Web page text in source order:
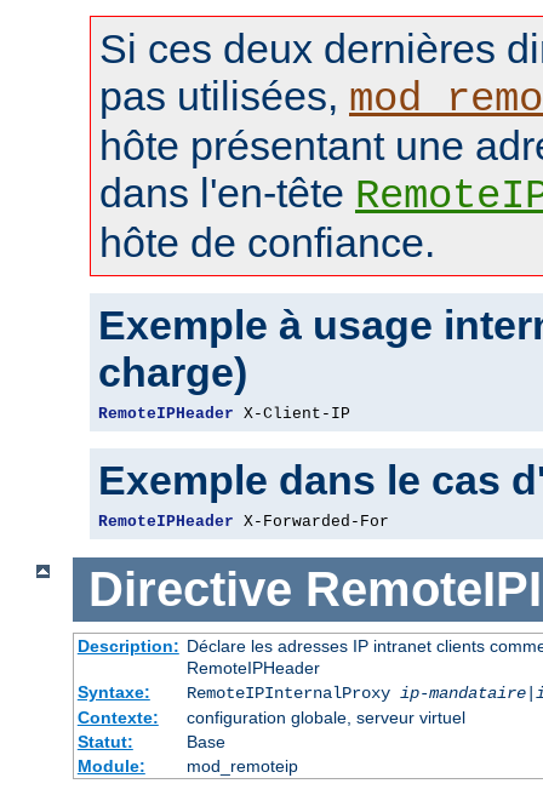
Si ces deux dernières
pas utilisées,
hôte présentant une
dans l'en-tête
hôte de confiance.
Exemple à usage
charge)
RemoteIPHeader X-Client-IP
Exemple dans le cas
RemoteIPHeader X-Forwarded-For
Directive
Description: Déclare les adresses IP intranet clients
RemoteIPHeader
Syntaxe:
RemoteIPInternalProxy ip-mandataire|
Contexte:
configuration globale, serveur virtuel
Statut:
Base
Module:
mod_remoteip